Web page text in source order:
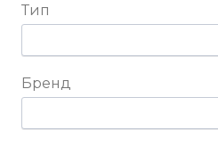
Тип
Бренд